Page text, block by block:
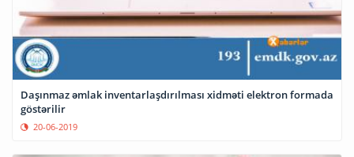
Daşınmaz əmlak inventarlaşdırılması xidməti elektron formada
göstərilir
20-06-2019